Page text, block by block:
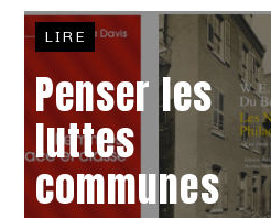
LIRE
Penser les
luttes
communes